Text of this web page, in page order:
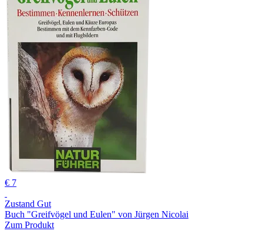
€ 7
Zustand Gut
Buch "Greifvögel und Eulen" von Jürgen Nicolai
Zum Produkt